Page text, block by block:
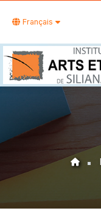
Français